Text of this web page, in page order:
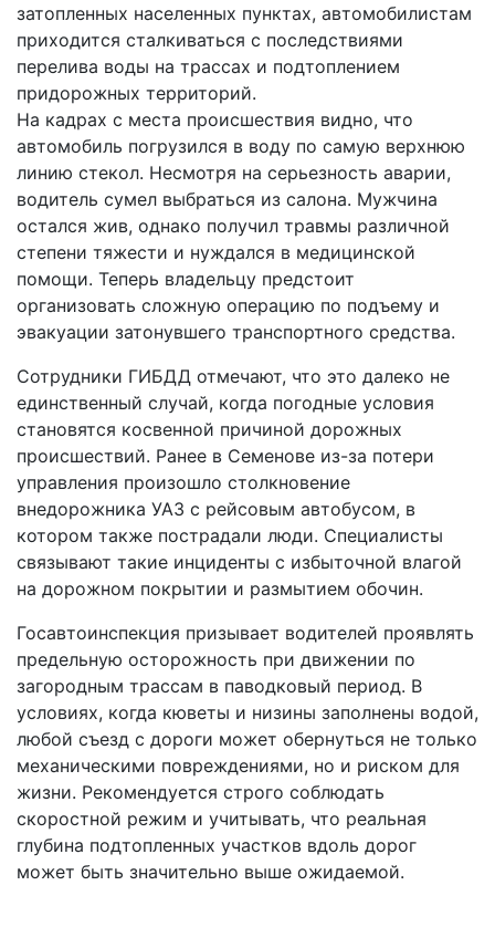
затопленных населенных пунктах, автомобилистам
приходится сталкиваться с последствиями
перелива воды на трассах и подтоплением
придорожных территорий.
На кадрах с места происшествия видно, что
автомобиль погрузился в воду по самую верхнюю
линию стекол. Несмотря на серьезность аварии,
водитель сумел выбраться из салона. Мужчина
остался жив, однако получил травмы различной
степени тяжести и нуждался в медицинской
помощи. Теперь владельцу предстоит
организовать сложную операцию по подъему и
эвакуации затонувшего транспортного средства.
Сотрудники ГИБДД отмечают, что это далеко не
единственный случай, когда погодные условия
становятся косвенной причиной дорожных
происшествий. Ранее в Семенове из-за потери
управления произошло столкновение
внедорожника УАЗ с рейсовым автобусом, в
котором также пострадали люди. Специалисты
связывают такие инциденты с избыточной влагой
на дорожном покрытии и размытием обочин.
Госавтоинспекция призывает водителей проявлять
предельную осторожность при движении по
загородным трассам в паводковый период. В
условиях, когда кюветы и низины заполнены водой,
любой съезд с дороги может обернуться не только
механическими повреждениями, но и риском для
жизни. Рекомендуется строго соблюдать
скоростной режим и учитывать, что реальная
глубина подтопленных участков вдоль дорог
может быть значительно выше ожидаемой.